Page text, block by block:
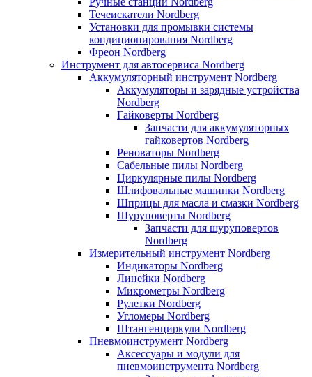
Течеискатели Nordberg
Установки для промывки системы
кондиционирования Nordberg
Фреон Nordberg
Инструмент для автосервиса Nordberg
Аккумуляторный инструмент Nordberg
Аккумуляторы и зарядные устройства
Nordberg
Гайковерты Nordberg
Запчасти для аккумуляторных
гайковертов Nordberg
Реноваторы Nordberg
Сабельные пилы Nordberg
Циркулярные пилы Nordberg
Шлифовальные машинки Nordberg
Шприцы для масла и смазки Nordberg
Шуруповерты Nordberg
Запчасти для шуруповертов
Nordberg
Измерительный инструмент Nordberg
Индикаторы Nordberg
Линейки Nordberg
Микрометры Nordberg
Рулетки Nordberg
Угломеры Nordberg
Штангенциркули Nordberg
Пневмоинструмент Nordberg
Аксессуары и модули для
пневмоинструмента Nordberg